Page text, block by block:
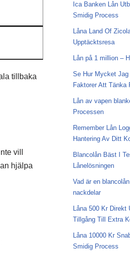
tillbaka
vill
hjälpa
Ica Banken Lån
Smidig Process
Låna Land Of
Upptäcktsresa
Lån på 1 million –
Se Hur Mycket
Faktorer Att Tänka
Lån av vapen
Processen
Remember Lån
Hantering Av Ditt
Blancolån Bäst I
Lånelösningen
Vad är en
nackdelar
Låna 500 Kr Direkt
Tillgång Till Extra
Låna 10000 Kr
Smidig Process